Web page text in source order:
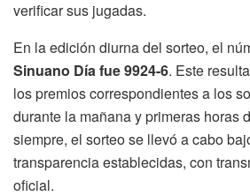
verificar sus jugadas.
En la edición diurna del sorteo, el
Sinuano Día fue 9924-6. Este
los premios correspondientes a los
durante la mañana y primeras horas
siempre, el sorteo se llevó a cabo
transparencia establecidas, con
oficial.